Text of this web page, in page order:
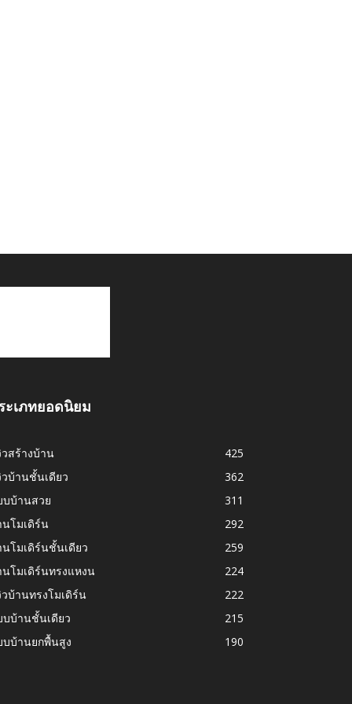
ะเภทยอดนิยม
สร้างบ้าน
425
บ้านชั้นเดียว
362
บบ้านสวย
311
โมเดิร์น
292
โมเดิร์นชั้นเดียว
259
โมเดิร์นทรงแหงน
224
บ้านทรงโมเดิร์น
222
บบ้านชั้นเดียว
215
บบ้านยกพื้นสูง
190